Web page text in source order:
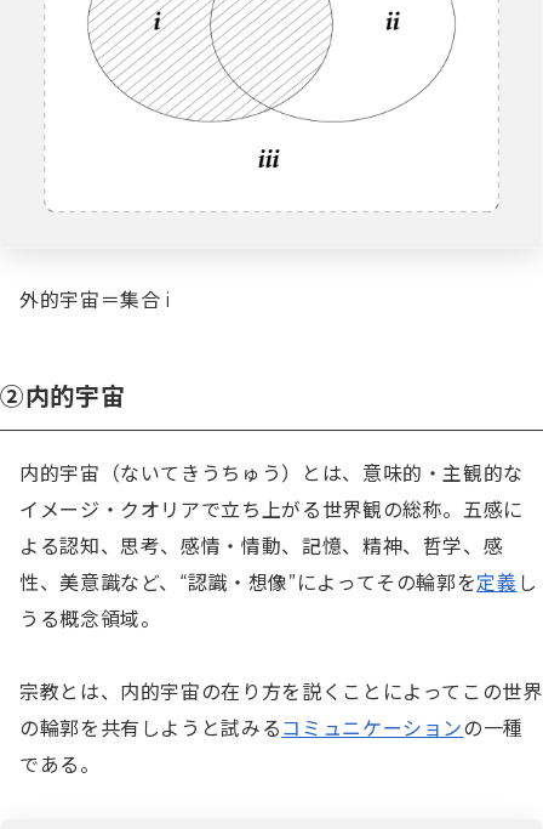
外的宇宙＝集合 i
②内的宇宙
内的宇宙（ないてきうちゅう）とは、意味的・主観的な
イメージ・クオリアで立ち上がる世界観の総称。五感に
よる認知、思考、感情・情動、記憶、精神、哲学、感
性、美意識など、“認識・想像”によってその輪郭を定義 し
うる概念領域。
宗教とは、内的宇宙の在り方を説くことによってこの世界
の輪郭を共有しようと試みる コミュニケーションの一種
である。